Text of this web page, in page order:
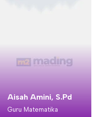
Aisah Amini, S.Pd
Guru Matematika